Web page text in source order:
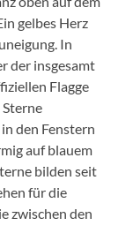
gelbes Herz
In
der insgesamt
Flagge
den Fenstern
auf blauem
bilden seit
für die
zwischen den